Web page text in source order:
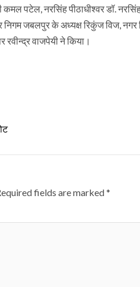
पटेल, नरसिंह पीठाधीश्‍वर डॉ.
निगम जबलपुर के अध्‍यक्ष रिकुंज विज,
वाजपेयी ने किया।
fields are marked*